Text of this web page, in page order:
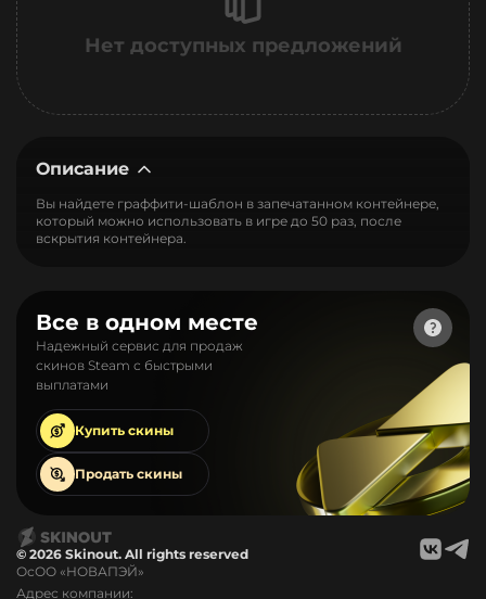
Нет доступных предложений
Описание
Вы найдете граффити-шаблон в запечатанном контейнере,
который можно использовать в игре до 50 раз, после
вскрытия контейнера.
Все в одном месте
Надежный сервис для продаж
скинов Steam с быстрыми
выплатами
Купить скины
Продать скины
© 2026 Skinout. All rights reserved
ОсОО «НОВАПЭЙ»
Адрес компании: